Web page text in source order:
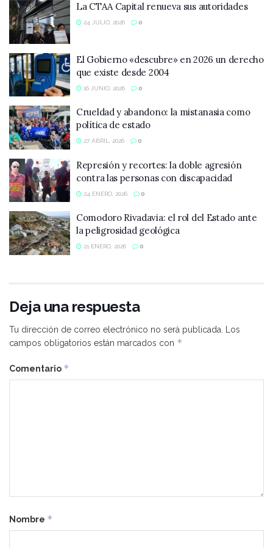
La CTAA Capital renueva sus autoridades
24 JULIO, 2026 0
El Gobierno «descubre» en 2026 un derecho
que existe desde 2004
16 JUNIO, 2026 0
Crueldad y abandono: la mistanasia como
política de estado
27 ABRIL, 2026 0
Represión y recortes: la doble agresión
contra las personas con discapacidad
24 ENERO, 2026 0
Comodoro Rivadavia: el rol del Estado ante
la peligrosidad geológica
21 ENERO, 2026 0
Deja una respuesta
Tu dirección de correo electrónico no será publicada. Los
campos obligatorios están marcados con *
Comentario *
Nombre *